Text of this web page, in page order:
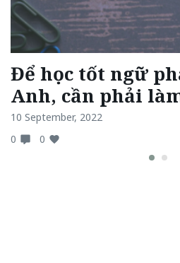
Để học tốt ngữ
Anh, cần phải
10 September, 2022
0
0